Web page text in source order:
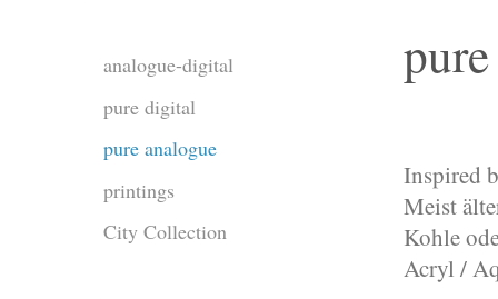
Inspired
Meist
Kohle
Acryl /
analogue-digital
pure digital
pure analogue
printings
City Collection